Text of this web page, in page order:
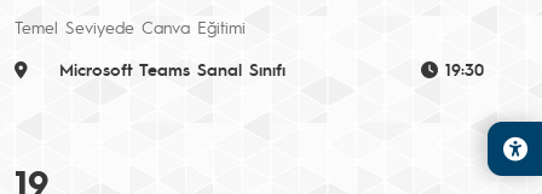
Temel Seviyede Canva Eğitimi
Microsoft Teams Sanal Sınıfı
19:30
19